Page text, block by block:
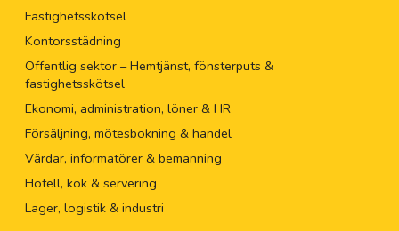
Fastighetsskötsel
Kontorsstädning
Offentlig sektor – Hemtjänst, fönsterputs &
fastighetsskötsel
Ekonomi, administration, löner & HR
Försäljning, mötesbokning & handel
Värdar, informatörer & bemanning
Hotell, kök & servering
Lager, logistik & industri